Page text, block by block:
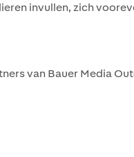
invullen, zich
van Bauer Media